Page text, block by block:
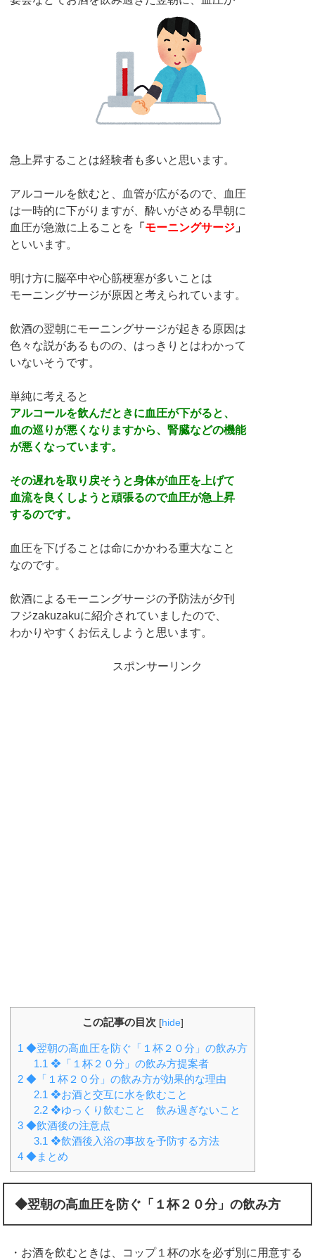
急上昇することは経験者も多いと思います。
アルコールを飲むと、血管が広がるので、血圧
は一時的に下がりますが、酔いがさめる早朝に
血圧が急激に上ることを 「 モーニングサージ 」
といいます。
明け方に脳卒中や心筋梗塞が多いことは
モーニングサージが原因と考えられています。
飲酒の翌朝にモーニングサージが起きる原因は
色々な説があるものの、はっきりとはわかって
いないそうです。
単純に考えると
アルコールを飲んだときに血圧が下がると、
血の巡りが悪くなりますから、腎臓などの機能
が悪くなっています。
その遅れを取り戻そうと身体が血圧を上げて
血流を良くしようと頑張るので血圧が急上昇
するのです。
血圧を下げることは命にかかわる重大なこと
なのです。
飲酒によるモーニングサージの予防法が夕刊
フジzakuzakuに紹介されていましたので、
わかりやすくお伝えしようと思います。
スポンサーリンク
この記事の目次 [hide]
1 ◆翌朝の高血圧を防ぐ「１杯２０分」の飲み方
1.1 ❖「１杯２０分」の飲み方提案者
2 ◆「１杯２０分」の飲み方が効果的な理由
2.1 ❖お酒と交互に水を飲むこと
2.2 ❖ゆっくり飲むこと 飲み過ぎないこと
3 ◆飲酒後の注意点
3.1 ❖飲酒後入浴の事故を予防する方法
4 ◆まとめ
◆翌朝の高血圧を防ぐ「１杯２０分」の飲み方
・お酒を飲むときは、コップ１杯の水を必ず別に用意する